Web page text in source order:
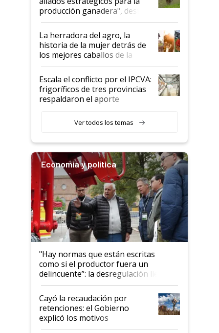
foco en la carne
producción ganadera", destaca
la iniciativa que ya reúne a 46
establecimientos en Argentina
La herradora del agro, la
historia de la mujer detrás de
los mejores caballos de la
Argentina y los mitos que
todavía hacen sufrir a estos
animales: "Mientras me
descalificaban, yo seguí
haciendo currículum"
Escala el conflicto por el IPCVA:
frigoríficos de tres provincias
respaldaron el aporte
Ver todos los temas
Economía y política
"Hay normas que están escritas
como si el productor fuera un
delincuente”: la desregulación llegó
al Congreso Aapresid y hasta se
habló del financiamiento al IPCVA
Cayó la recaudación por
retenciones: el Gobierno
explicó los motivos